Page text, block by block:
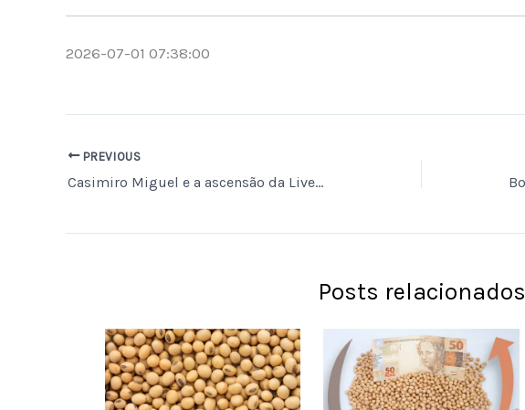
2026-07-01 07:38:00
PREVIOUS
Casimiro Miguel e a ascensão da LiveMode: de um canal de YouTube a R$ 2 bilhões em patrocínios na Copa do Mundo
Posts relacionados